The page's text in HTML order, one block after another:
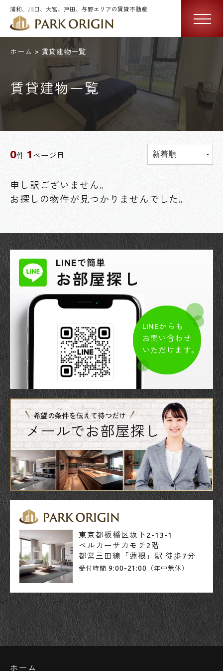
浦和、川口、大宮、戸田、与野エリアの賃貸不動産
ホーム 賃貸建物一覧
賃貸建物一覧
0件 1 ページ目
申し訳ございません。
お探しの物件が見つかりませんでした。
LINEで簡単
お部屋探し
LINEからも
お問い合わせ
いただけます。
希望の条件を伝えて待つだけ
メールでお部屋探し
東京都板橋区坂下2-13-1
ベルカーサカモチ2階
都営三田線「蓮根」駅 徒歩7分
受付時間 9:00-21:00 （年中無休）
ホーム